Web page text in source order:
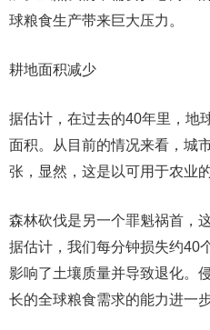
球粮食生产带来巨大压力。
耕地面积减少
据估计，在过去的40年里，地
面积。从目前的情况来看，城
张，显然，这是以可用于农业
森林砍伐是另一个罪魁祸首，
据估计，我们每分钟损失约40
影响了土壤质量并导致退化。
长的全球粮食需求的能力进一